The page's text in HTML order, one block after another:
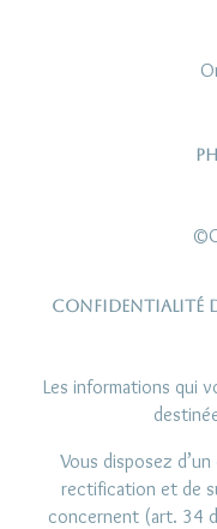
Confidentialité
Les informations qui
Vous disposez
rectification et de
concernent (art. 34